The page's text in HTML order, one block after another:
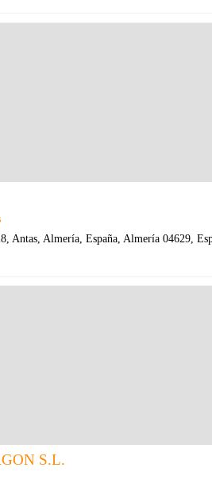
Antas, Almería, España, Almería 04629,
S.L.